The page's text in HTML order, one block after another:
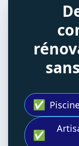
✅
✅